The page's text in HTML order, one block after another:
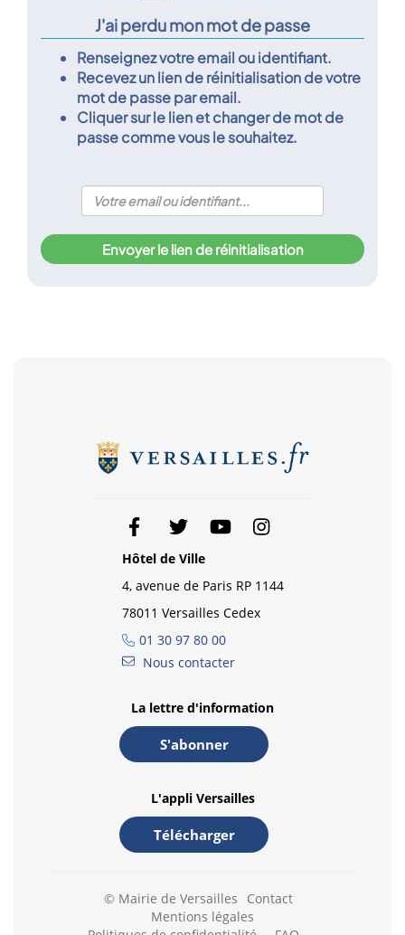
J'ai perdu mon mot de passe
Renseignez votre email ou identifiant.
Recevez un lien de réinitialisation de votre
mot de passe par email.
Cliquer sur le lien et changer de mot de
passe comme vous le souhaitez.
Envoyer le lien de réinitialisation
Hôtel de Ville
4, avenue de Paris RP 1144
78011 Versailles Cedex
01 30 97 80 00
Nous contacter
La lettre d'information
S'abonner
L'appli Versailles
Télécharger
© Mairie de Versailles
Contact
Mentions légales